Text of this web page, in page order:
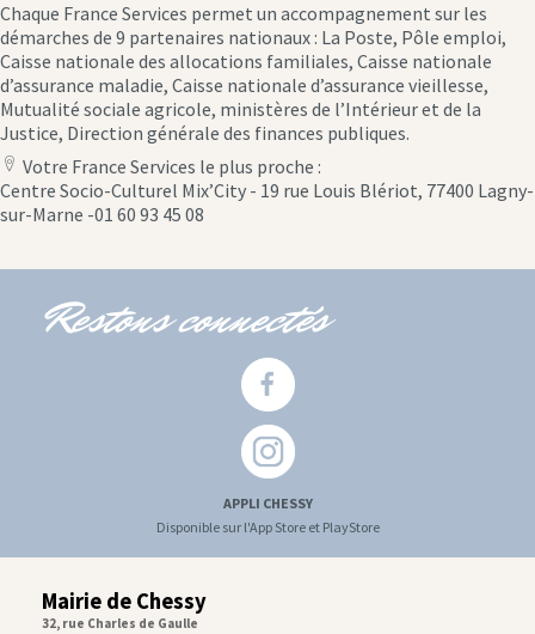
Chaque France Services permet un accompagnement sur les
démarches de 9 partenaires nationaux : La Poste, Pôle emploi,
Caisse nationale des allocations familiales, Caisse nationale
d’assurance maladie, Caisse nationale d’assurance vieillesse,
Mutualité sociale agricole, ministères de l’Intérieur et de la
Justice, Direction générale des finances publiques.
location
icon
Votre France Services le plus proche :
Centre Socio-Culturel Mix’City - 19 rue Louis Blériot, 77400 Lagny-
sur-Marne -01 60 93 45 08
Restons connectés
APPLI CHESSY
Disponible sur l'App Store et PlayStore
Mairie de Chessy
32, rue Charles de Gaulle